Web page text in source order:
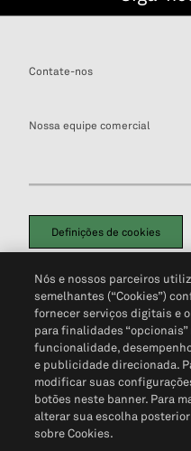
Contate-nos
Nossa equipe comercial
Definições de cookies
Política de PrivacidadePortal de
Não Venda Minhas Informações
Nós e nossos parceiros
semelhantes (“Cookies”)
fornecer serviços digitais e
para finalidades
funcionalidade,
e publicidade direcionada.
modificar suas
botões neste banner. Para
alterar sua escolha
sobre Cookies.